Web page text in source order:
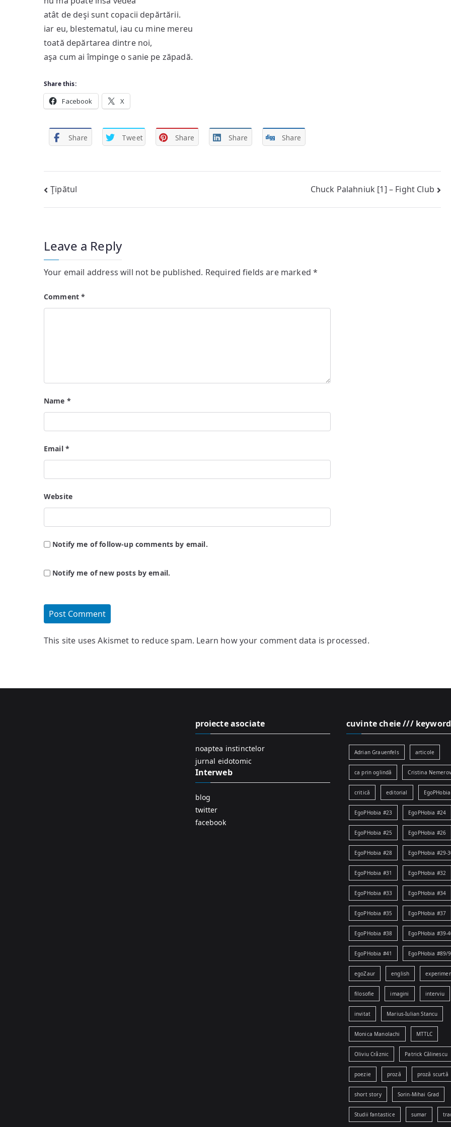
atât de deşi sunt copacii depărtării.
iar eu, blestematul, iau cu mine mereu
toată depărtarea dintre noi,
aşa cum ai împinge o sanie pe zăpadă.
Share this:
Facebook X
Share Tweet Share Share Share
Post
navigation
Ţipătul Chuck Palahniuk [1] – Fight Club
Leave a Reply
Your email address will not be published. Required fields are marked*
Comment*
Name *
Email *
Website
Notify me of follow-up comments by email.
Notify me of new posts by email.
This site uses Akismet to reduce spam. Learn how your comment data is processed.
proiecte asociate
noaptea instinctelor
jurnal eidotomic
Interweb
blog
twitter
facebook
cuvinte cheie ///
Adrian Grauenfels articole
ca prin oglindă Cristina
critică editorial
EgoPHobia #23 EgoPHobia #24
EgoPHobia #25 EgoPHobia #26
EgoPHobia #28 EgoPHobia #29-
EgoPHobia #31 EgoPHobia #32
EgoPHobia #33 EgoPHobia #34
EgoPHobia #35 EgoPHobia #37
EgoPHobia #38 EgoPHobia #39-
EgoPHobia #41 EgoPHobia #89/
egoZaur english
filosofie imagini interviu
invitat Marius-Iulian Stancu
Monica Manolachi MTTLC
Oliviu Crâznic Patrick Călinescu
poezie proză proză scurtă
short story Sorin-Mihai Grad
Studii fantastice sumar